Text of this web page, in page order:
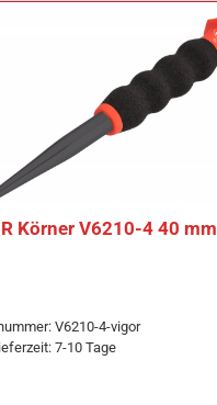
Körner V6210-4 40 mm
V6210-4-vigor
7-10 Tage